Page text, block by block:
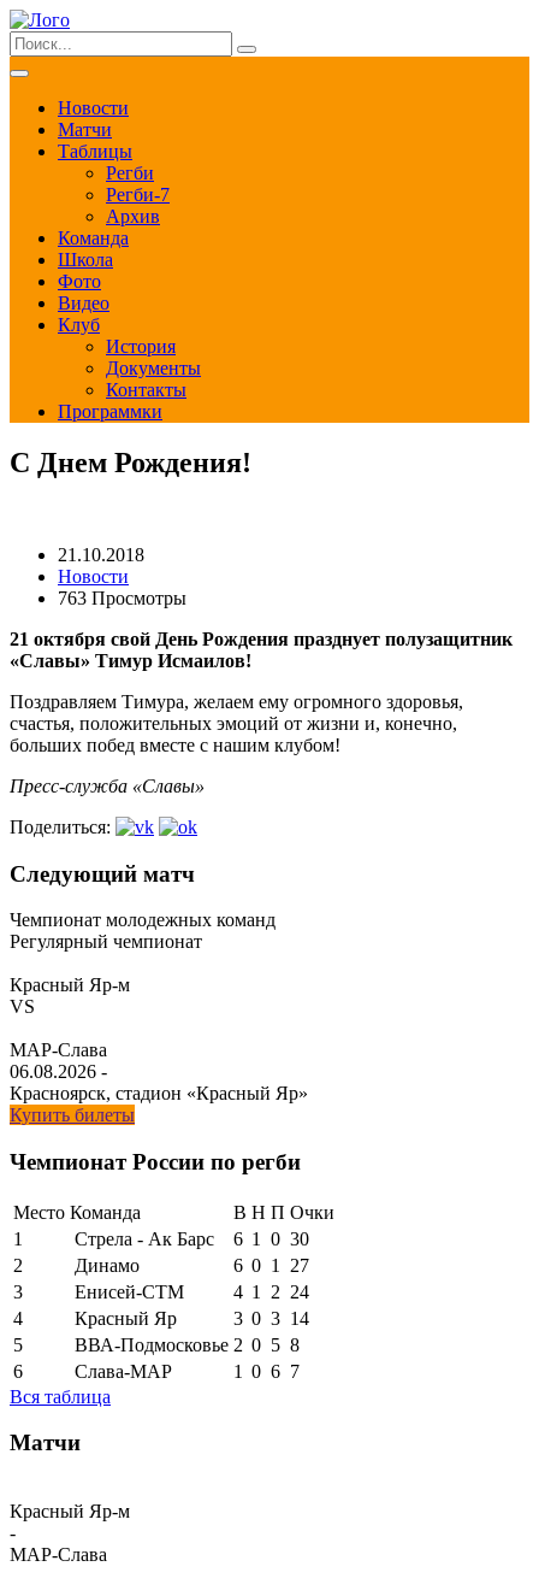
Новости
Матчи
Таблицы
Регби
Регби-7
Архив
Команда
Школа
Фото
Видео
Клуб
История
Документы
Контакты
Программки
С Днем Рождения!
21.10.2018
Новости
763 Просмотры
21 октября свой День Рождения празднует полузащитник
«Славы» Тимур Исмаилов!
Поздравляем Тимура, желаем ему огромного здоровья,
счастья, положительных эмоций от жизни и, конечно,
больших побед вместе с нашим клубом!
Пресс-служба «Славы»
Поделиться:
Следующий матч
Чемпионат молодежных команд
Регулярный чемпионат
Красный Яр-м
VS
МАР-Слава
06.08.2026 -
Красноярск, стадион «Красный Яр»
Купить билеты
Чемпионат России по регби
Место Команда В Н П Очки
1
Стрела - Ак Барс 6 1 0 30
2
Динамо 6 0 1
27
3
Енисей-СТМ 4 1 2 24
4
Красный Яр 3 0 3 14
5
ВВА-Подмосковье 2 0 5 8
6
Слава-МАР 1 0 6 7
Вся таблица
Матчи
Красный Яр-м
-
МАР-Слава